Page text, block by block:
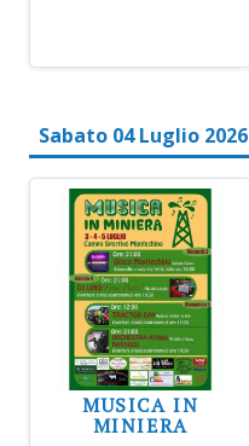
Sabato 04 Luglio 2026
MUSICA IN
MINIERA